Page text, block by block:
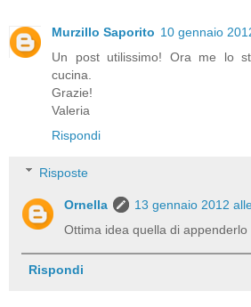
Murzillo Saporito 10 gennaio
Un post utilissimo! Ora me lo
cucina.
Grazie!
Valeria
Rispondi
Risposte
Ornella
13 gennaio 2012
Ottima idea quella di appenderlo
Rispondi